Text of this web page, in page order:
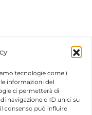
tecnologie come i
informazioni del
ci permetterà di
navigazione o ID unici su
consenso può influire